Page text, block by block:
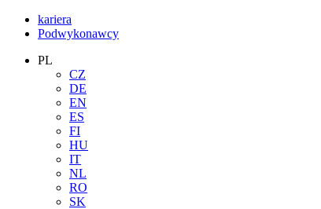
kariera
Podwykonawcy
PL
CZ
DE
EN
ES
FI
HU
IT
NL
RO
SK